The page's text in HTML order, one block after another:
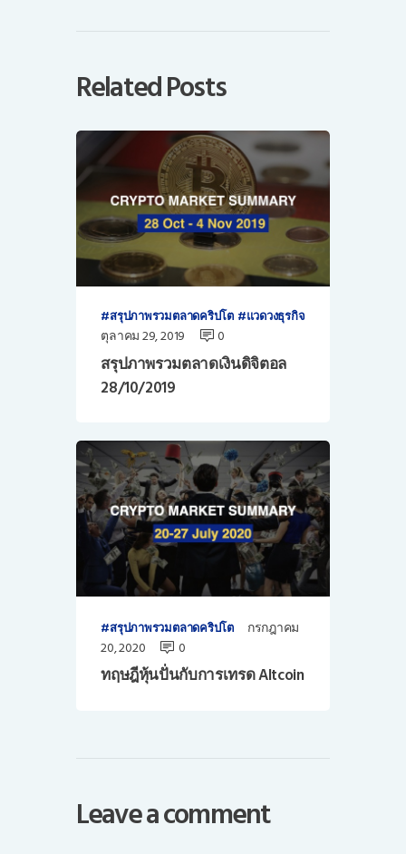
Related Posts
สรุปภาพรวมตลาดคริปโต แวดวงธุรกิจ
ตุลาคม 29, 2019 0
สรุปภาพรวมตลาดเงินดิจิตอล
28/10/2019
สรุปภาพรวมตลาดคริปโต
กรกฎาคม
20, 2020
0
ทฤษฎีหุ้นปั่นกับการเทรด Altcoin
Leave a comment